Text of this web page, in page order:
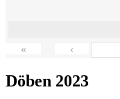
« ‹
Döben 2023